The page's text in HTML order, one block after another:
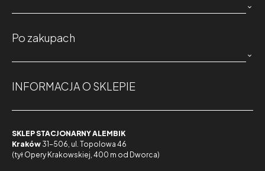

Po zakupach

INFORMACJA O SKLEPIE
SKLEP STACJONARNY ALEMBIK
Kraków 31-506, ul. Topolowa 46
(tył Opery Krakowskiej, 400 m od Dworca)